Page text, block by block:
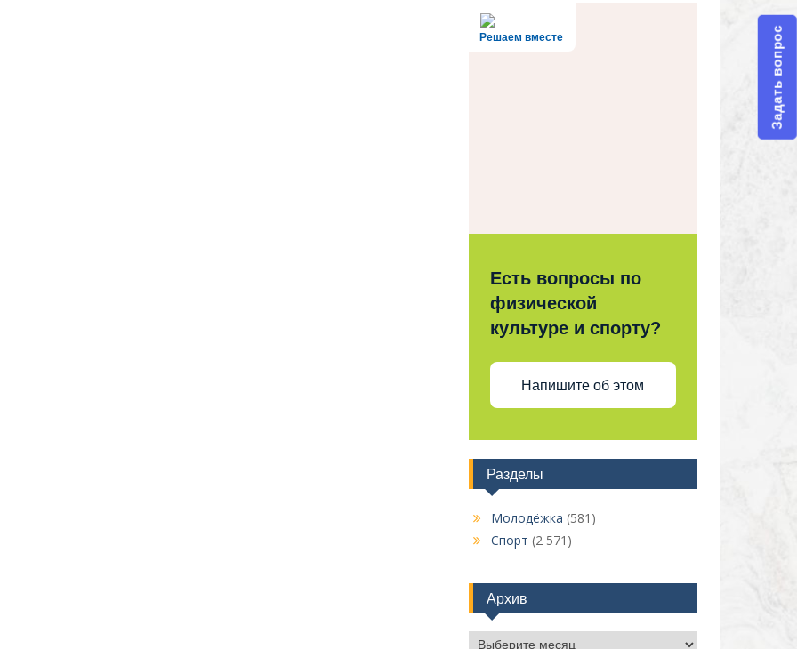
Решаем вместе
Есть вопросы по
физической
культуре и спорту?
Напишите об этом
Разделы
Молодёжка (581)
Спорт (2 571)
Архив
Архив
Задать вопрос